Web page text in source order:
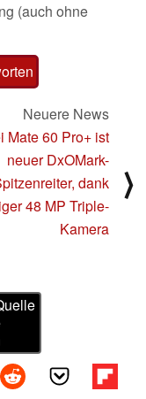
(auch ohne
Neuere News
Mate 60 Pro+ ist
neuer DxOMark-
dank
48 MP Triple-
Kamera
⟩